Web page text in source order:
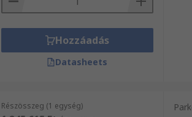
Hozzáadás
Datasheets
Részösszeg (1 egység)